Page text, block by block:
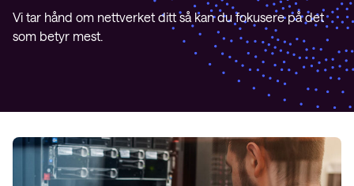
Vi tar hånd om nettverket ditt så kan du fokusere på det
som betyr mest.